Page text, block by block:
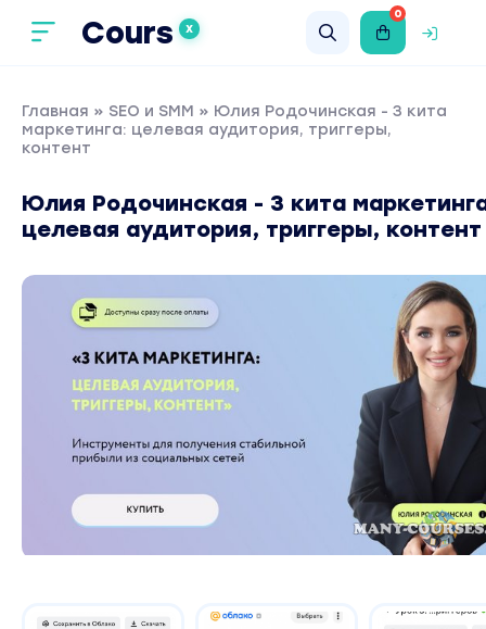
Cours X
0
Главная » SEO и SMM » Юлия Родочинская - 3 кита
маркетинга: целевая аудитория, триггеры,
контент
Юлия Родочинская - 3 кита
целевая аудитория, триггеры, контент